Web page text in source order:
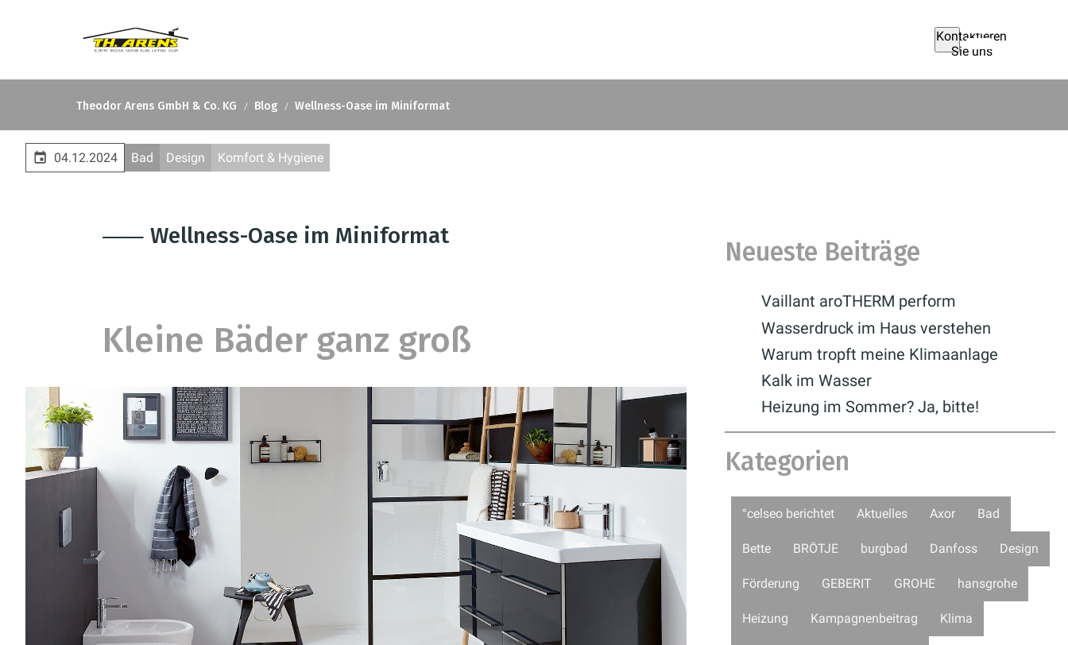
Kontaktieren
Sie uns
Theodor Arens GmbH & Co. KG Blog Wellness-Oase im Miniformat
04.12.2024 Bad Design Komfort & Hygiene
⸺ Wellness-Oase im Miniformat
Kleine Bäder ganz groß
Neueste Beiträge
Vaillant aroTHERM perform
Wasserdruck im Haus verstehen
Warum tropft meine Klimaanlage
Kalk im Wasser
Heizung im Sommer? Ja, bitte!
Kategorien
°celseo berichtet Aktuelles Axor Bad
Bette BRÖTJE burgbad Danfoss Design
Förderung GEBERIT GROHE hansgrohe
Heizung Kampagnenbeitrag Klima